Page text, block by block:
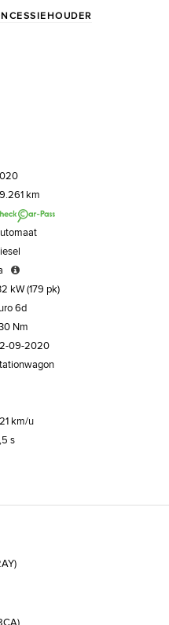
km
kW (179 pk)
6d
Nm
09-2020
km/u
s